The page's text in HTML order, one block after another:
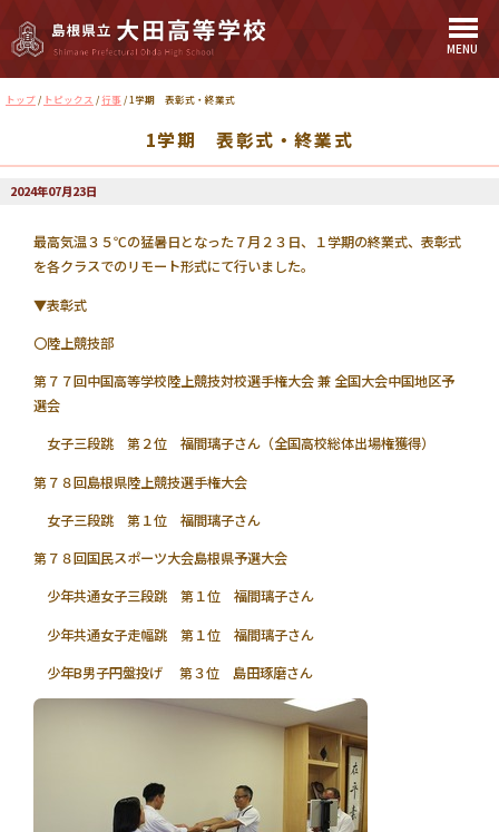
MENU
現
トップ / トピックス / 行事 /1学期 表彰式・終業式
1学期 表彰式・終業式
2024年07月23日
最高気温３５℃の猛暑日となった７月２３日、１学期の終業式、表彰式
を各クラスでのリモート形式にて行いました。
▼表彰式
〇陸上競技部
第７７回中国高等学校陸上競技対校選手権大会 兼 全国大会中国地区予
選会
女子三段跳 第２位 福間璃子さん（全国高校総体出場権獲得）
第７８回島根県陸上競技選手権大会
女子三段跳 第１位 福間璃子さん
第７８回国民スポーツ大会島根県予選大会
少年共通女子三段跳 第１位 福間璃子さん
少年共通女子走幅跳 第１位 福間璃子さん
少年B男子円盤投げ 第３位 島田琢磨さん